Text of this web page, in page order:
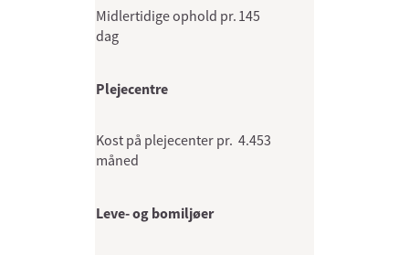
Midlertidige ophold pr.
dag
145
Plejecentre
Kost på plejecenter pr.
måned
4.453
Leve- og bomiljøer